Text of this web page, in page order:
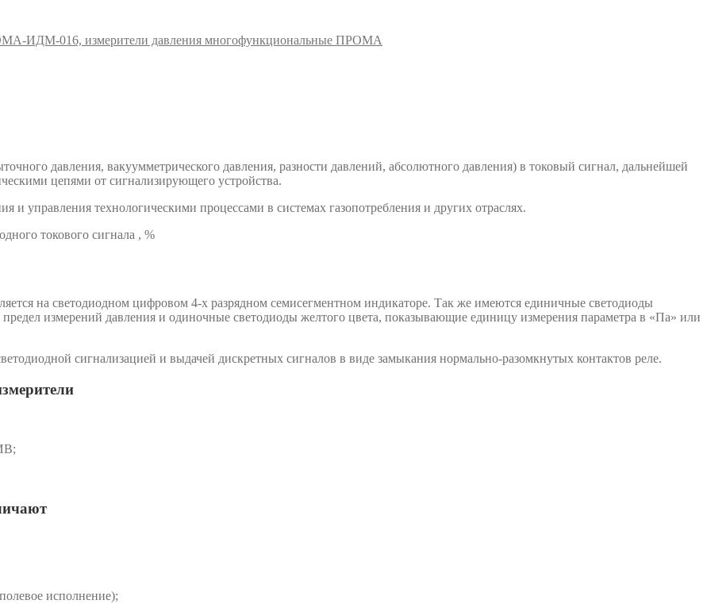
ИДМ-016, измерители давления многофункциональные ПРОМА
давления, вакуумметрического давления, разности давлений, абсолютного давления) в токовый сигнал, дальнейшей
цепями от сигнализирующего устройства.
и управления технологическими процессами в системах газопотребления и других отраслях.
токового сигнала , %
на светодиодном цифровом 4-х разрядном семисегментном индикаторе. Так же имеются единичные светодиоды
измерений давления и одиночные светодиоды желтого цвета, показывающие единицу измерения параметра в «Па» или
сигнализацией и выдачей дискретных сигналов в виде замыкания нормально-разомкнутых контактов реле.
исполнение);